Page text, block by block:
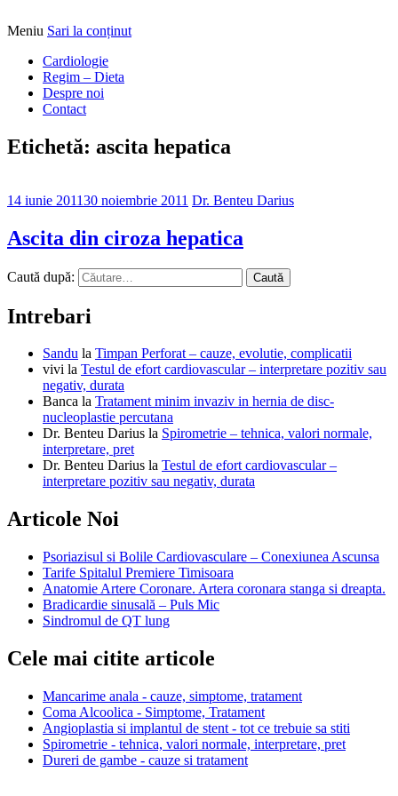
DrBendo.ro
Alimentatia sa iti fie medicatia
Meniu Sari la conținut
Cardiologie
Regim – Dieta
Despre noi
Contact
Etichetă: ascita hepatica
14 iunie 201130 noiembrie 2011 Dr. Benteu Darius
Ascita din ciroza hepatica
Caută după:
Intrebari
Sandu la Timpan Perforat – cauze, evolutie, complicatii
vivi la Testul de efort cardiovascular – interpretare pozitiv sau
negativ, durata
Banca la Tratament minim invaziv in hernia de disc-
nucleoplastie percutana
Dr. Benteu Darius la Spirometrie – tehnica, valori normale,
interpretare, pret
Dr. Benteu Darius la Testul de efort cardiovascular –
interpretare pozitiv sau negativ, durata
Articole Noi
Psoriazisul si Bolile Cardiovasculare – Conexiunea Ascunsa
Tarife Spitalul Premiere Timisoara
Anatomie Artere Coronare. Artera coronara stanga si dreapta.
Bradicardie sinusală – Puls Mic
Sindromul de QT lung
Cele mai citite articole
Mancarime anala - cauze, simptome, tratament
Coma Alcoolica - Simptome, Tratament
Angioplastia si implantul de stent - tot ce trebuie sa stiti
Spirometrie - tehnica, valori normale, interpretare, pret
Dureri de gambe - cauze si tratament